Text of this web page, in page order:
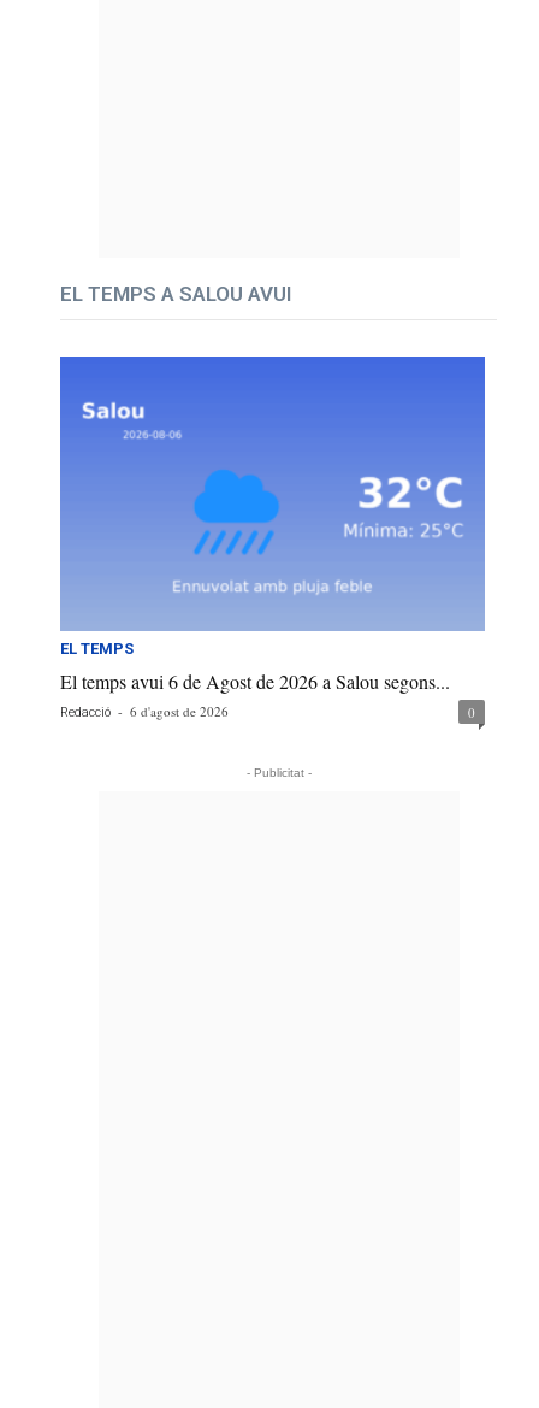
EL TEMPS A SALOU AVUI
EL TEMPS
El temps avui 6 de Agost de 2026 a Salou segons...
Redacció - 6 d'agost de 2026 0
- Publicitat -